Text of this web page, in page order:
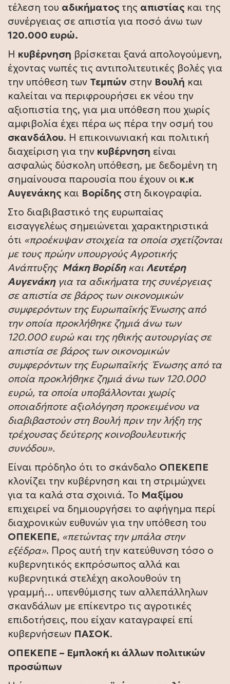
τέλεση του αδικήματος της απιστίας και της
συνέργειας σε απιστία για ποσό άνω των
120.000 ευρώ.
Η κυβέρνηση βρίσκεται ξανά απολογούμενη,
έχοντας νωπές τις αντιπολιτευτικές βολές για
την υπόθεση των Τεμπών στην Βουλή και
καλείται να περιφρουρήσει εκ νέου την
αξιοπιστία της, για μια υπόθεση που χωρίς
αμφιβολία έχει πέρα ως πέρα την οσμή του
σκανδάλου. Η επικοινωνιακή και πολιτική
διαχείριση για την κυβέρνηση είναι
ασφαλώς δύσκολη υπόθεση, με δεδομένη τη
σημαίνουσα παρουσία που έχουν οι κ.κ
Αυγενάκης και Βορίδης στη δικογραφία.
Στο διαβιβαστικό της ευρωπαίας
εισαγγελέως σημειώνεται χαρακτηριστικά
ότι «προέκυψαν στοιχεία τα οποία σχετίζονται
με τους πρώην υπουργούς Αγροτικής
Ανάπτυξης Μάκη Βορίδηκαι Λευτέρη
Αυγενάκηγια τα αδικήματα της συνέργειας
σε απιστία σε βάρος των οικονομικών
συμφερόντων της Ευρωπαϊκής Ένωσης από
την οποία προκλήθηκε ζημιά άνω των
120.000 ευρώ και της ηθικής αυτουργίας σε
απιστία σε βάρος των οικονομικών
συμφερόντων της Ευρωπαϊκής Ένωσης από τα
οποία προκλήθηκε ζημιά άνω των 120.000
ευρώ, τα οποία υποβάλλονται χωρίς
οποιαδήποτε αξιολόγηση προκειμένου να
διαβιβαστούν στη Βουλή πριν την λήξη της
τρέχουσας δεύτερης κοινοβουλευτικής
συνόδου».
Είναι πρόδηλο ότι το σκάνδαλο ΟΠΕΚΕΠΕ
κλονίζει την κυβέρνηση και τη στριμώχνει
για τα καλά στα σχοινιά. Το Μαξίμου
επιχειρεί να δημιουργήσει το αφήγημα περί
διαχρονικών ευθυνών για την υπόθεση του
ΟΠΕΚΕΠΕ, «πετώντας την μπάλα στην
εξέδρα». Προς αυτή την κατεύθυνση τόσο ο
κυβερνητικός εκπρόσωπος αλλά και
κυβερνητικά στελέχη ακολουθούν τη
γραμμή… υπενθύμισης των αλλεπάλληλων
σκανδάλων με επίκεντρο τις αγροτικές
επιδοτήσεις, που είχαν καταγραφεί επί
κυβερνήσεων ΠΑΣΟΚ.
ΟΠΕΚΕΠΕ – Εμπλοκή κι άλλων πολιτικών
προσώπων